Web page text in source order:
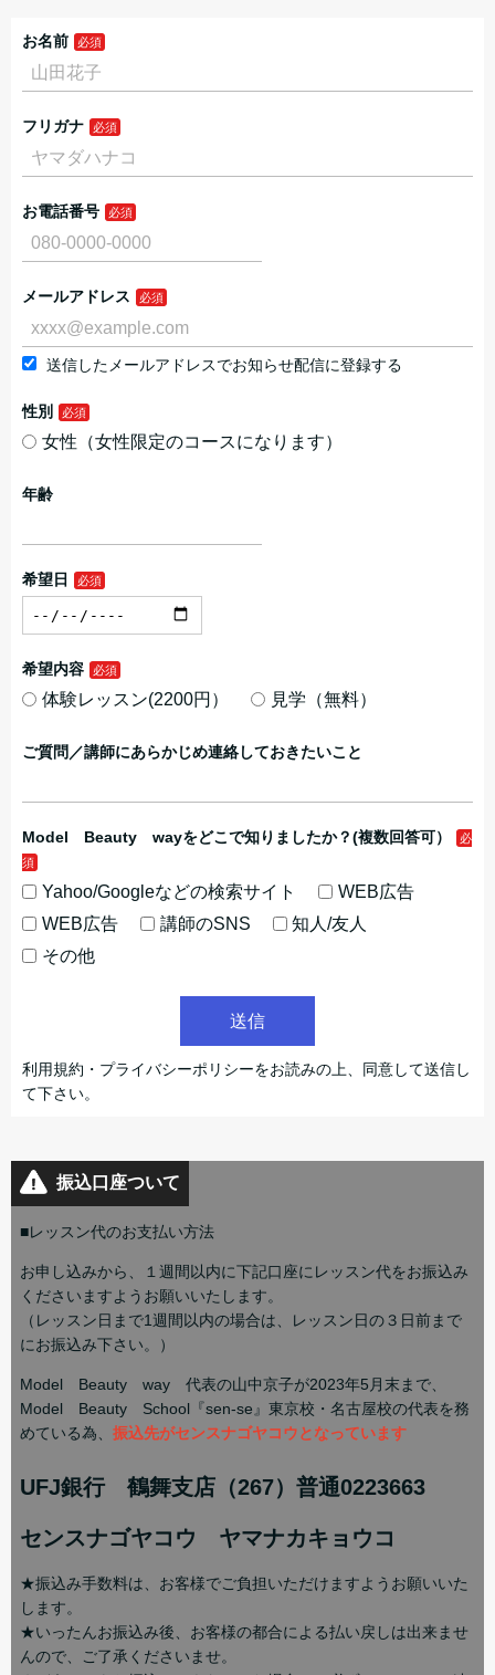
お名前
フリガナ
お電話番号
メールアドレス
送信したメールアドレスでお知らせ配信に登録する
性別
女性（女性限定のコースになります）
年齢
希望日
希望内容
体験レッスン(2200円） 見学（無料）
ご質問／講師にあらかじめ連絡しておきたいこと
Model Beauty wayをどこで知りましたか？(複数回答可）
Yahoo/Googleなどの検索サイト
WEB広告
WEB広告
講師のSNS
知人/友人
その他
送信
利用規約・プライバシーポリシーをお読みの上、同意して送信し
て下さい。
振込口座ついて
■レッスン代のお支払い方法
お申し込みから、１週間以内に下記口座にレッスン代をお振込み
くださいますようお願いいたします。
（レッスン日まで1週間以内の場合は、レッスン日の３日前まで
にお振込み下さい。）
Model Beauty way 代表の山中京子が2023年5月末まで、
Model Beauty School『sen-se』東京校・名古屋校の代表を務
めている為、 振込先がセンスナゴヤコウとなっています
UFJ銀行 鶴舞支店（267）普通0223663
センスナゴヤコウ ヤマナカキョウコ
★振込み手数料は、お客様でご負担いただけますようお願いいた
します。
★いったんお振込み後、お客様の都合による払い戻しは出来ませ
んので、ご了承くださいませ。